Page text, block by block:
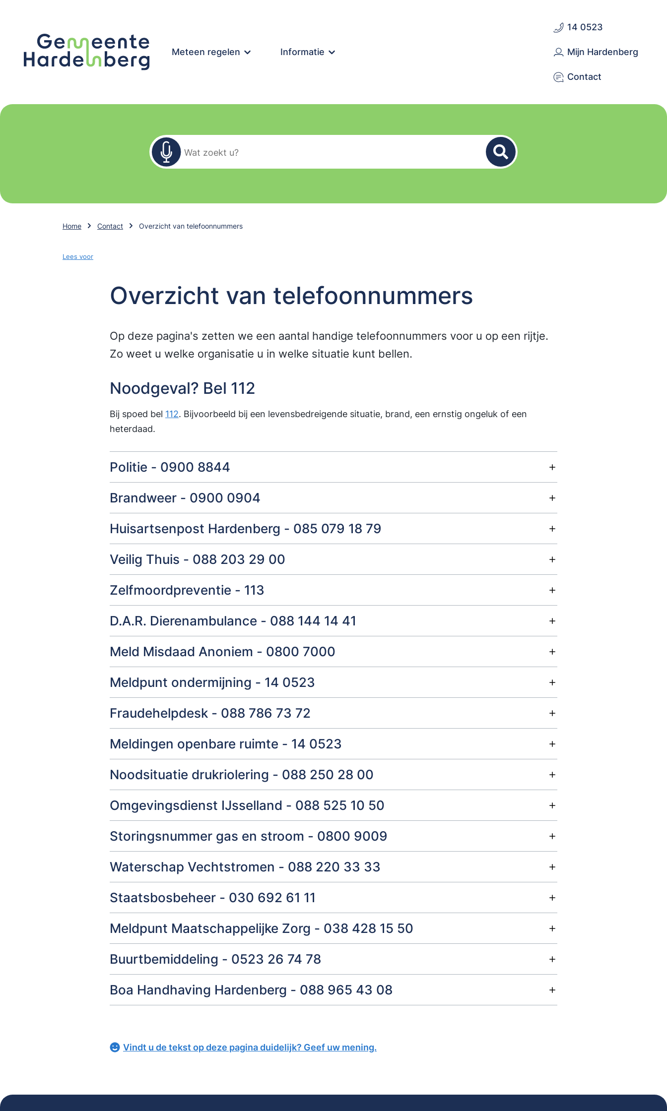
Meteen regelen Informatie
14 0523
Mijn Hardenberg
Contact
Zoekformulier
Wat zoekt u?
Home Contact Overzicht van telefoonnummers
Lees voor
Overzicht van telefoonnummers
Op deze pagina's zetten we een aantal handige telefoonnummers voor u op een rijtje.
Zo weet u welke organisatie u in welke situatie kunt bellen.
Noodgeval? Bel 112
Bij spoed bel 112. Bijvoorbeeld bij een levensbedreigende situatie, brand, een ernstig ongeluk of een
heterdaad.
Politie - 0900 8844
Brandweer - 0900 0904
Huisartsenpost Hardenberg - 085 079 18 79
Veilig Thuis - 088 203 29 00
Zelfmoordpreventie - 113
D.A.R. Dierenambulance - 088 144 14 41
Meld Misdaad Anoniem - 0800 7000
Meldpunt ondermijning - 14 0523
Fraudehelpdesk - 088 786 73 72
Meldingen openbare ruimte - 14 0523
Noodsituatie drukriolering - 088 250 28 00
Omgevingsdienst IJsselland - 088 525 10 50
Storingsnummer gas en stroom - 0800 9009
Waterschap Vechtstromen - 088 220 33 33
Staatsbosbeheer - 030 692 61 11
Meldpunt Maatschappelijke Zorg - 038 428 15 50
Buurtbemiddeling - 0523 26 74 78
Boa Handhaving Hardenberg - 088 965 43 08
Vindt u de tekst op deze pagina duidelijk? Geef uw mening.